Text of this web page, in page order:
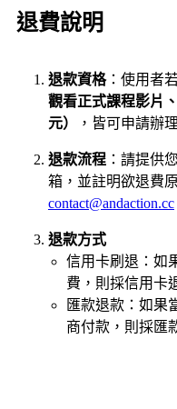
退費說明
退款資格：使用者
觀看正式課程影片
元）
，皆可申請辦
退款流程 ：請提供
箱，並註明欲退費
contact@andaction.cc
退款方式
信用卡刷退：如
費，則採信用卡
匯款退款：如果
商付款，則採匯